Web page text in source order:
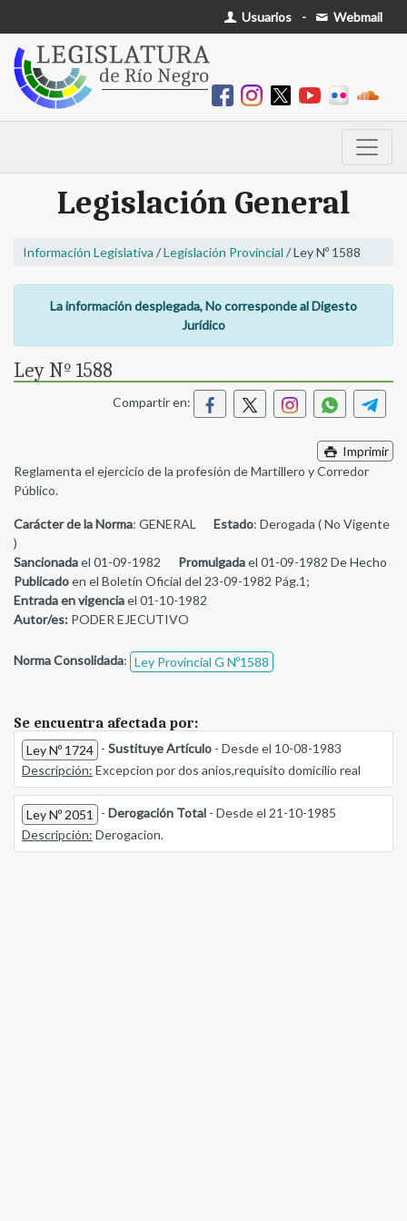
Usuarios - Webmail
Legislación General
Información Legislativa /Legislación Provincial / Ley Nº 1588
La información desplegada, No corresponde al Digesto
Jurídico
Ley Nº 1588
Compartir en:
Imprimir
Reglamenta el ejercicio de la profesión de Martillero y Corredor
Público.
Carácter de la Norma: GENERAL Estado: Derogada ( No Vigente
)
Sancionadael 01-09-1982 Promulgadael 01-09-1982 De Hecho
Publicadoen el Boletín Oficial del 23-09-1982 Pág.1;
Entrada en vigenciael 01-10-1982
Autor/es: PODER EJECUTIVO
Norma Consolidada: Ley Provincial G Nº1588
Se encuentra afectada por:
Ley Nº 1724 - Sustituye Artículo - Desde el 10-08-1983
Descripción: Excepcion por dos anios,requisito domicilio real
Ley Nº 2051 - Derogación Total - Desde el 21-10-1985
Descripción: Derogacion.